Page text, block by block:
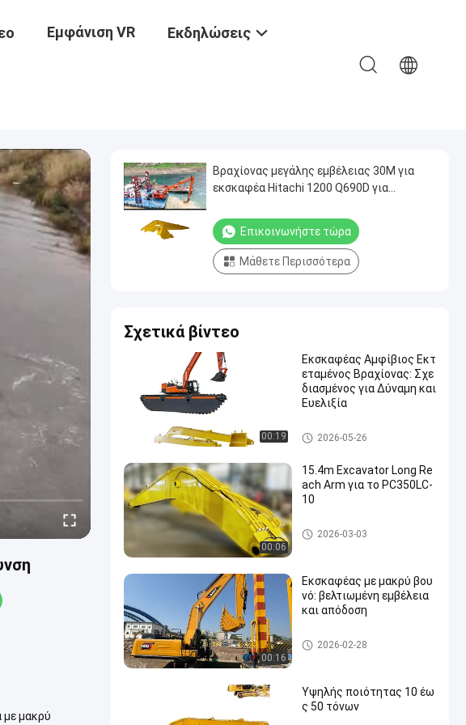
Εμφάνιση VR Εκδηλώσεις
με μακρύ
Βραχίονας μεγάλης εμβέλειας 30M για
εκσκαφέα Hitachi 1200 Q690D για
Επικοινωνήστε τώρα
Μάθετε Περισσότερα
Σχετικά βίντεο
00:19
Εκσκαφέας Αμφίβιος Εκτ
εταμένος Βραχίονας: Σχε
διασμένος για Δύναμη και
Ευελιξία
μακροχρόνιος βραχίονας προ
σιτότητας εκσκαφέων
2026-05-26
00:06
15.4m Excavator Long Re
ach Arm για το PC350LC-
10
μακροχρόνιος βραχίονας προ
σιτότητας εκσκαφέων
2026-03-03
00:16
Εκσκαφέας με μακρύ βου
νό: βελτιωμένη εμβέλεια
και απόδοση
μακροχρόνιος βραχίονας προ
σιτότητας εκσκαφέων
2026-02-28
Υψηλής ποιότητας 10 έω
ς 50 τόνων